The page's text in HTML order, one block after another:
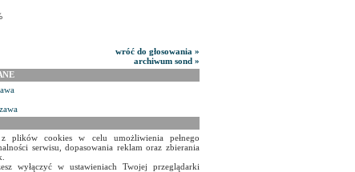
wróć do głosowania »
archiwum sond »
plików cookies w celu umożliwienia pełnego
serwisu, dopasowania reklam oraz zbierania
wyłączyć w ustawieniach Twojej przeglądarki